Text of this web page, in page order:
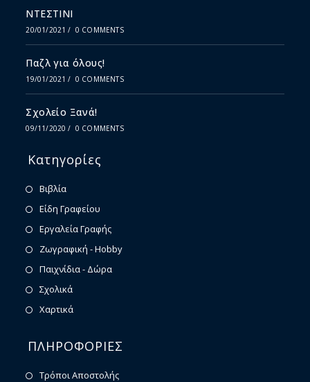
ΝΤΕΣΤΙΝΙ
20/01/2021 / 0 COMMENTS
Παζλ για όλους!
19/01/2021 / 0 COMMENTS
Σχολείο Ξανά!
09/11/2020 / 0 COMMENTS
Κατηγορίες
Βιβλία
Είδη Γραφείου
Εργαλεία Γραφής
Ζωγραφική - Hobby
Παιχνίδια - Δώρα
Σχολικά
Χαρτικά
ΠΛΗΡΟΦΟΡΙΕΣ
Τρόποι Αποστολής